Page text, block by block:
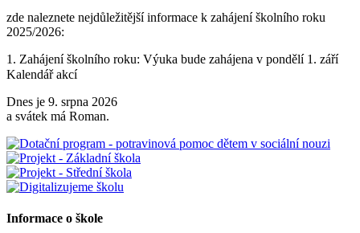
zde naleznete nejdůležitější informace k zahájení školního roku
2025/2026:
1. Zahájení školního roku: Výuka bude zahájena v pondělí 1. září
2025. Tento den končí po 1. vyučovací hodině. Provoz školní
2. Výuka: Od úterý 2. září 2025 bude probíhat výuka denně od 8:00
3. Dohled: Od 11:25 do 12:30 bude zajištěn dohled nad žáky, kteří
půjdou na oběd nebo jsou přihlášeni do školní družiny.
hodin (pro žáky se schválenou přihláškou do ŠD).
Kalendář akcí
Dnes je 9. srpna 2026
a svátek má Roman.
Informace o škole